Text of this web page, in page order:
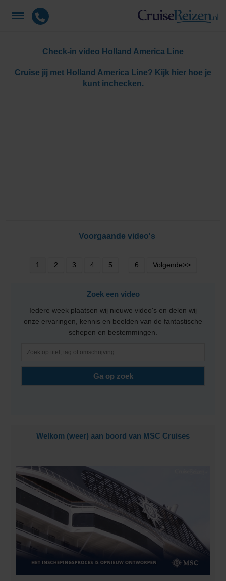
Check-in video Holland America Line
Cruise jij met Holland America Line? Kijk hier hoe je
kunt inchecken.
Voorgaande video's
1 2 3 4 5 ... 6 Volgende>>
Zoek een video
Iedere week plaatsen wij nieuwe video's en delen wij
onze ervaringen, kennis en beelden van de fantastische
schepen en bestemmingen.
Welkom (weer) aan boord van MSC Cruises